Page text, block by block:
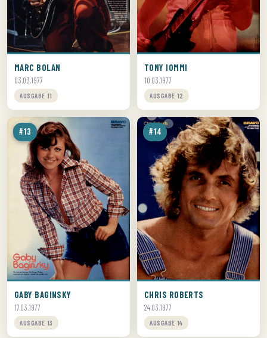
MARC BOLAN
03.03.1977
AUSGABE 11
TONY IOMMI
10.03.1977
AUSGABE 12
#13
GABY BAGINSKY
17.03.1977
AUSGABE 13
#14
CHRIS ROBERTS
24.03.1977
AUSGABE 14